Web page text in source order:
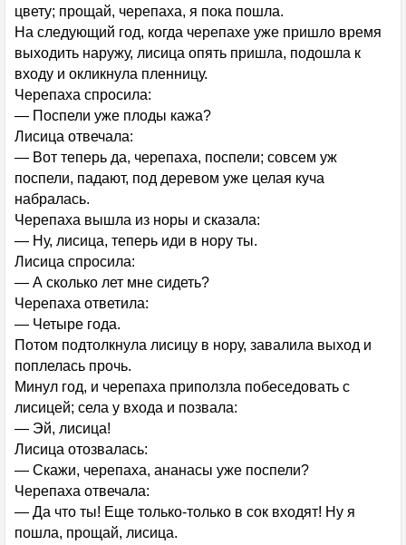
цвету; прощай, черепаха, я пока пошла.
На следующий год, когда черепахе уже пришло время
выходить наружу, лисица опять пришла, подошла к
входу и окликнула пленницу.
Черепаха спросила:
— Поспели уже плоды кажа?
Лисица отвечала:
— Вот теперь да, черепаха, поспели; совсем уж
поспели, падают, под деревом уже целая куча
набралась.
Черепаха вышла из норы и сказала:
— Ну, лисица, теперь иди в нору ты.
Лисица спросила:
— А сколько лет мне сидеть?
Черепаха ответила:
— Четыре года.
Потом подтолкнула лисицу в нору, завалила выход и
поплелась прочь.
Минул год, и черепаха приползла побеседовать с
лисицей; села у входа и позвала:
— Эй, лисица!
Лисица отозвалась:
— Скажи, черепаха, ананасы уже поспели?
Черепаха отвечала:
— Да что ты! Еще только-только в сок входят! Ну я
пошла, прощай, лисица.